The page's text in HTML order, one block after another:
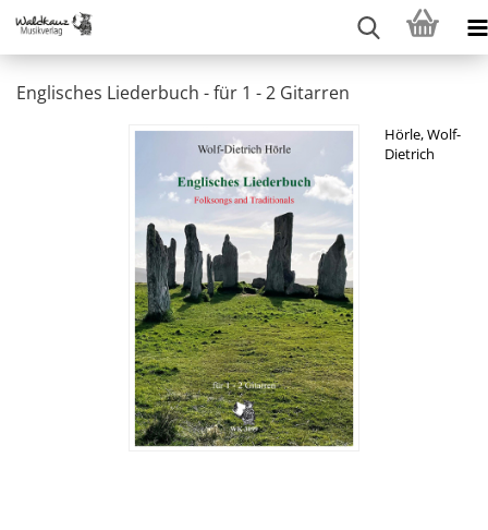
Englisches Liederbuch - für 1 - 2 Gitarren
Hörle, Wolf-
Dietrich